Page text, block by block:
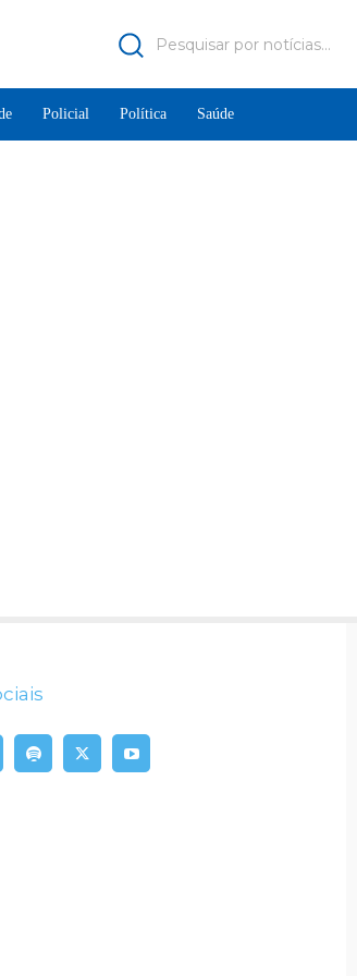
Pesquisar por notícias...
Policial Política Saúde